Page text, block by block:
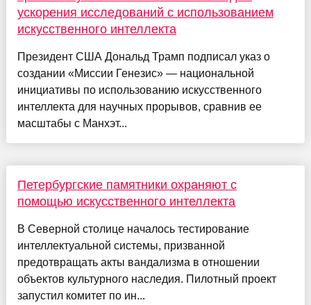
ускорения исследований с использованием
искусственного интеллекта
Президент США Дональд Трамп подписал указ о
создании «Миссии Генезис» — национальной
инициативы по использованию искусственного
интеллекта для научных прорывов, сравнив ее
масштабы с Манхэт...
Петербургские памятники охраняют с
помощью искусственного интеллекта
В Северной столице началось тестирование
интеллектуальной системы, призванной
предотвращать акты вандализма в отношении
объектов культурного наследия. Пилотный проект
запустил комитет по ин...